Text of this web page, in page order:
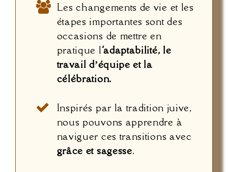
Les changements de vie et les
étapes importantes sont des
occasions de mettre en
pratique l‘adaptabilité, le
travail d’équipe et la
célébration.
Inspirés par la tradition juive,
nous pouvons apprendre à
naviguer ces transitions avec
grâce et sagesse.